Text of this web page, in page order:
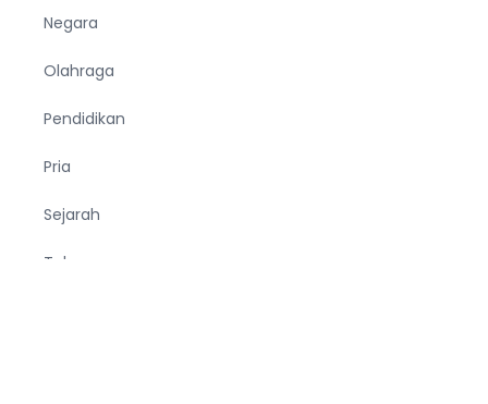
Negara
Olahraga
Pendidikan
Pria
Sejarah
Tekno